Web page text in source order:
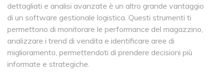
dettagliati e analisi avanzate è un altro grande vantaggio
di un software gestionale logistica. Questi strumenti ti
permettono di monitorare le performance del magazzino,
analizzare i trend di vendita e identificare aree di
miglioramento, permettendoti di prendere decisioni più
informate e strategiche.